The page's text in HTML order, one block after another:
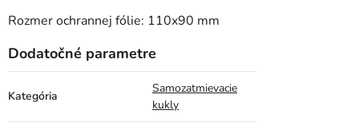
Rozmer ochrannej fólie: 110x90 mm
Dodatočné parametre
Kategória
Samozatmievacie
kukly